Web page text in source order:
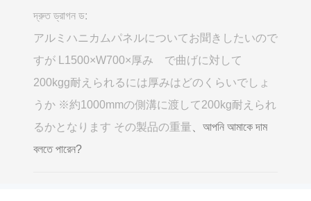
দ্রুত ড্রাগন ড:
アルミハニカムパネルについてお聞きしたいので
すが L1500×W700×厚み で曲げに対して
200kgg耐えられるには厚みはどのくらいでしょ
うか ※約1000mmの側溝に渡して200kg耐えられ
るかとなります その製品の重量 、আপনি আমাকে দাম
বলতে পারেন?